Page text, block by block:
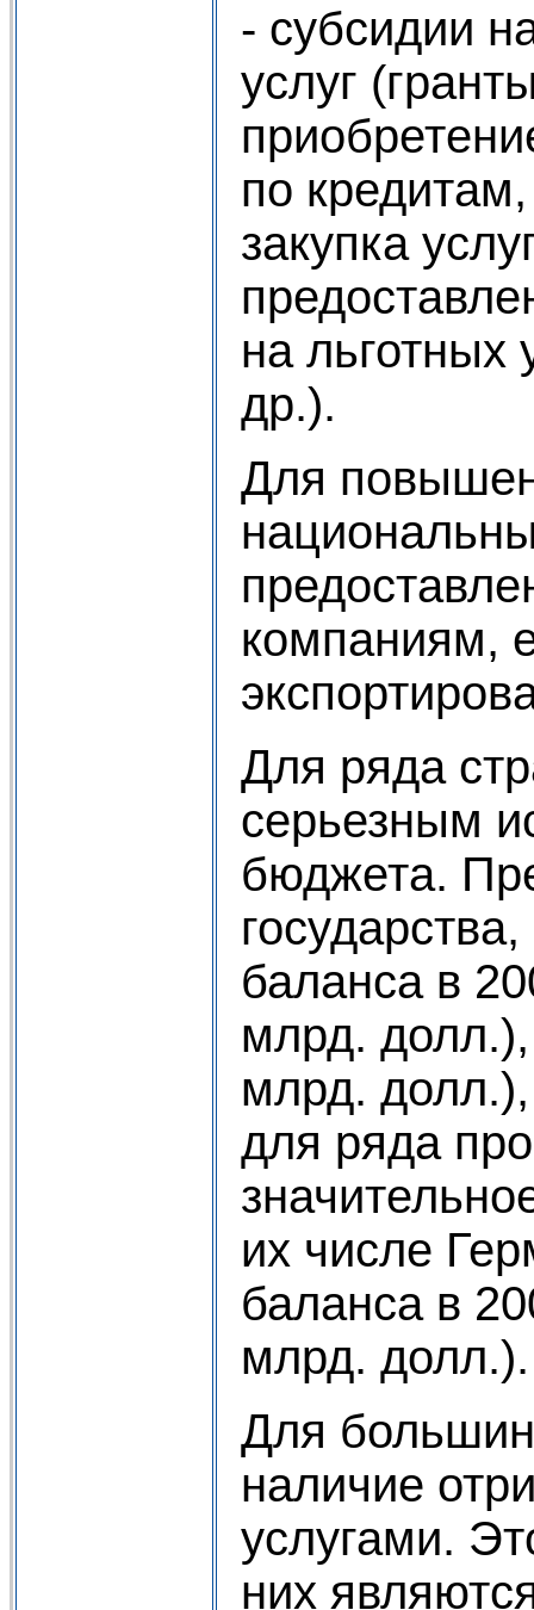
- субсидии
услуг
по
закупка
на льготных
др.).
Для
компаниям,
Для ряда
серьезным
бюджета.
баланса в
млрд.
млрд.
для ряда
их числе
баланса в
млрд. долл.).
Для
наличие
услугами.
них